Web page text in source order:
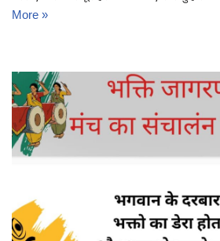
More »